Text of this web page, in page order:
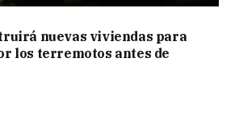
nuevas viviendas para
los terremotos antes de